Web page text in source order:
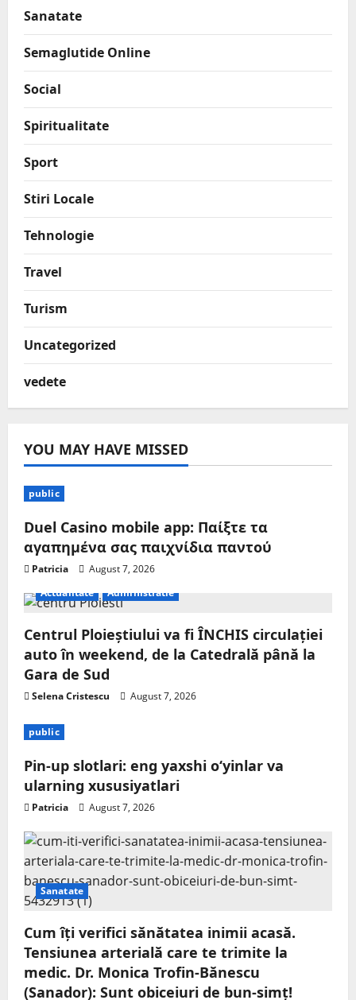
Sanatate
Semaglutide Online
Social
Spiritualitate
Sport
Stiri Locale
Tehnologie
Travel
Turism
Uncategorized
vedete
YOU MAY HAVE MISSED
public
Duel Casino mobile app: Παίξτε τα
αγαπημένα σας παιχνίδια παντού
Patricia
August 7, 2026
Actualitate
Administratie
Centrul Ploieștiului va fi ÎNCHIS circulației
auto în weekend, de la Catedrală până la
Gara de Sud
Selena Cristescu August 7, 2026
public
Pin-up slotlari: eng yaxshi o‘yinlar va
ularning xususiyatlari
Patricia August 7, 2026
Sanatate
Cum îți verifici sănătatea inimii acasă.
Tensiunea arterială care te trimite la
medic. Dr. Monica Trofin-Bănescu
(Sanador): Sunt obiceiuri de bun-simț!